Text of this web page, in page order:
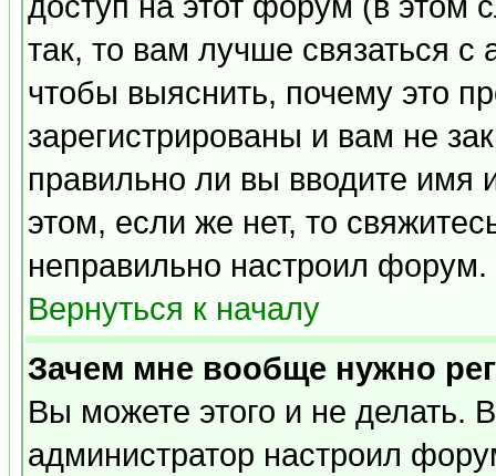
так, то вам лучше связаться
чтобы выяснить, почему это
зарегистрированы и вам не
правильно ли вы вводите
этом, если же нет, то
неправильно настроил форум.
Вернуться к началу
Зачем мне вообще нужно
Вы можете этого и не делать.
администратор настроил